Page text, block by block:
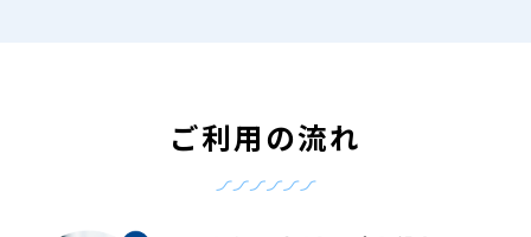
ご利用の流れ